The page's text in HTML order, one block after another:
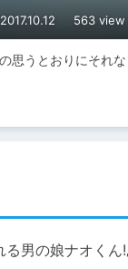
563 view
思うとおりにそれ
男の娘ナオくん!